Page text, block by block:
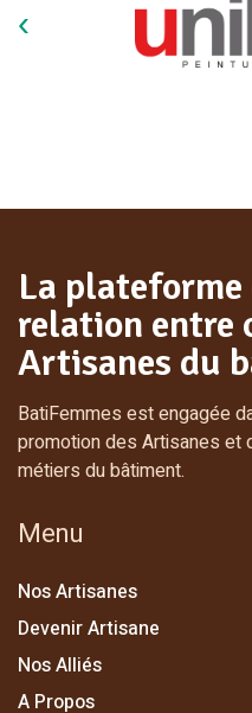
La plateforme
relation entre
Artisanes du
BatiFemmes est engagée
promotion des Artisanes et
métiers du bâtiment.
Menu
Nos Artisanes
Devenir Artisane
Nos Alliés
A Propos